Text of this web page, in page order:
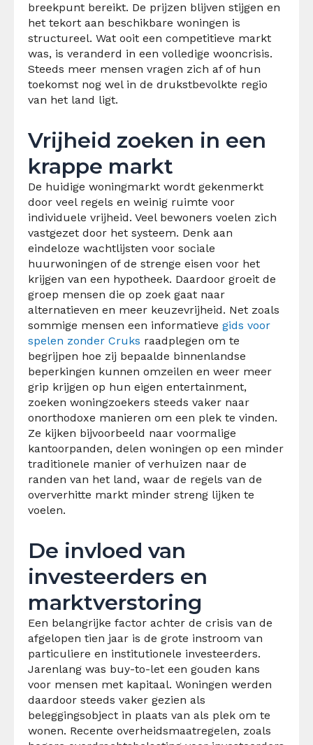
breekpunt bereikt. De prijzen blijven stijgen en
het tekort aan beschikbare woningen is
structureel. Wat ooit een competitieve markt
was, is veranderd in een volledige wooncrisis.
Steeds meer mensen vragen zich af of hun
toekomst nog wel in de drukstbevolkte regio
van het land ligt.
Vrijheid zoeken in een
krappe markt
De huidige woningmarkt wordt gekenmerkt
door veel regels en weinig ruimte voor
individuele vrijheid. Veel bewoners voelen zich
vastgezet door het systeem. Denk aan
eindeloze wachtlijsten voor sociale
huurwoningen of de strenge eisen voor het
krijgen van een hypotheek. Daardoor groeit de
groep mensen die op zoek gaat naar
alternatieven en meer keuzevrijheid. Net zoals
sommige mensen een informatieve gids voor
spelen zonder Cruks raadplegen om te
begrijpen hoe zij bepaalde binnenlandse
beperkingen kunnen omzeilen en weer meer
grip krijgen op hun eigen entertainment,
zoeken woningzoekers steeds vaker naar
onorthodoxe manieren om een plek te vinden.
Ze kijken bijvoorbeeld naar voormalige
kantoorpanden, delen woningen op een minder
traditionele manier of verhuizen naar de
randen van het land, waar de regels van de
oververhitte markt minder streng lijken te
voelen.
De invloed van
investeerders en
marktverstoring
Een belangrijke factor achter de crisis van de
afgelopen tien jaar is de grote instroom van
particuliere en institutionele investeerders.
Jarenlang was buy-to-let een gouden kans
voor mensen met kapitaal. Woningen werden
daardoor steeds vaker gezien als
beleggingsobject in plaats van als plek om te
wonen. Recente overheidsmaatregelen, zoals